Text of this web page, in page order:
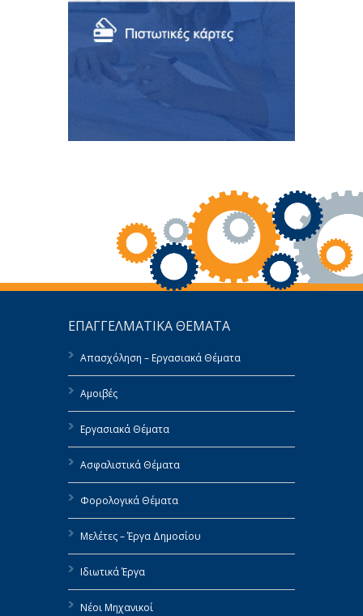
ΕΠΑΓΓΕΛΜΑΤΙΚΑ ΘΕΜΑΤΑ
Απασχόληση – Εργασιακά Θέματα
Αμοιβές
Εργασιακά Θέματα
Ασφαλιστικά Θέματα
Φορολογικά Θέματα
Μελέτες – Έργα Δημοσίου
Ιδιωτικά Έργα
Νέοι Μηχανικοί